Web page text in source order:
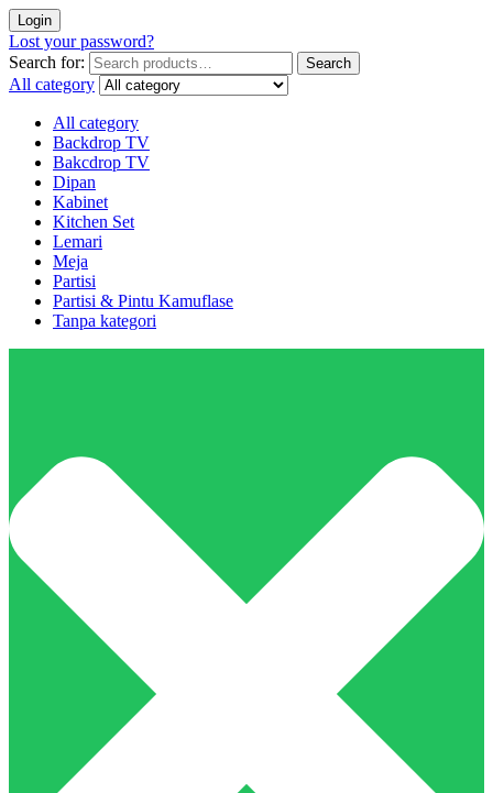
Login
Lost your password?
Search for:
Search
All category
All category
Backdrop TV
Bakcdrop TV
Dipan
Kabinet
Kitchen Set
Lemari
Meja
Partisi
Partisi & Pintu Kamuflase
Tanpa kategori